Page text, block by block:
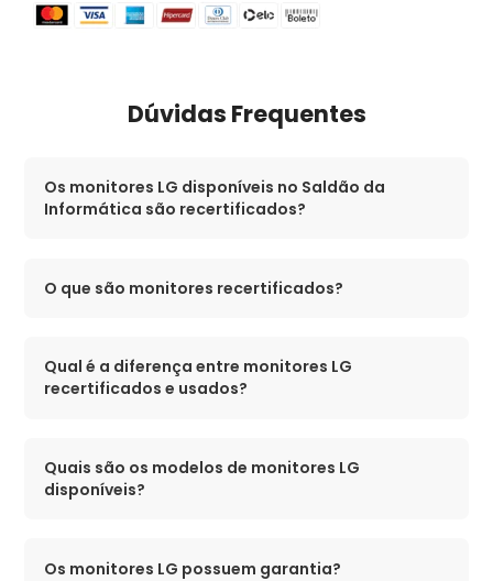
Dúvidas Frequentes
Os monitores LG disponíveis no Saldão da
Informática são recertificados?
O que são monitores recertificados?
Qual é a diferença entre monitores LG
recertificados e usados?
Quais são os modelos de monitores LG
disponíveis?
Os monitores LG possuem garantia?